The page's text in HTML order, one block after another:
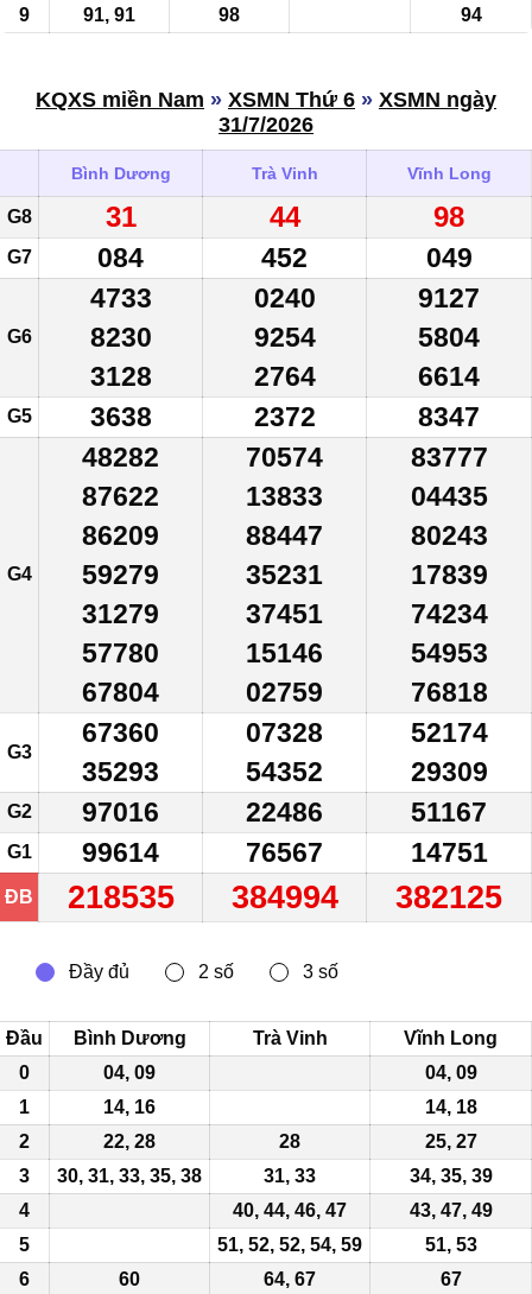
9
91, 91 98 94
KQXS miền Nam » XSMN Thứ 6 » XSMN ngày
31/7/2026
Bình Dương Trà Vinh Vĩnh Long
G8 31 44 98
G7 084 452 049
G6
4733
8230
3128
0240
9254
2764
9127
5804
6614
G5 3638 2372 8347
G4
48282
87622
86209
59279
31279
57780
67804
70574
13833
88447
35231
37451
15146
02759
83777
04435
80243
17839
74234
54953
76818
G3
67360
35293
07328
54352
52174
29309
G2 97016 22486 51167
G1 99614 76567 14751
ĐB 218535 384994 382125
Đầu Bình Dương Trà Vinh
Vĩnh Long
0
04, 09
04, 09
1
14, 16
14, 18
2
22, 28 28 25, 27
3
30, 31, 33, 35, 38 31, 33
34, 35, 39
4
40, 44, 46, 47
43, 47, 49
5
51, 52, 52, 54, 59
51, 53
6
60 64, 67 67